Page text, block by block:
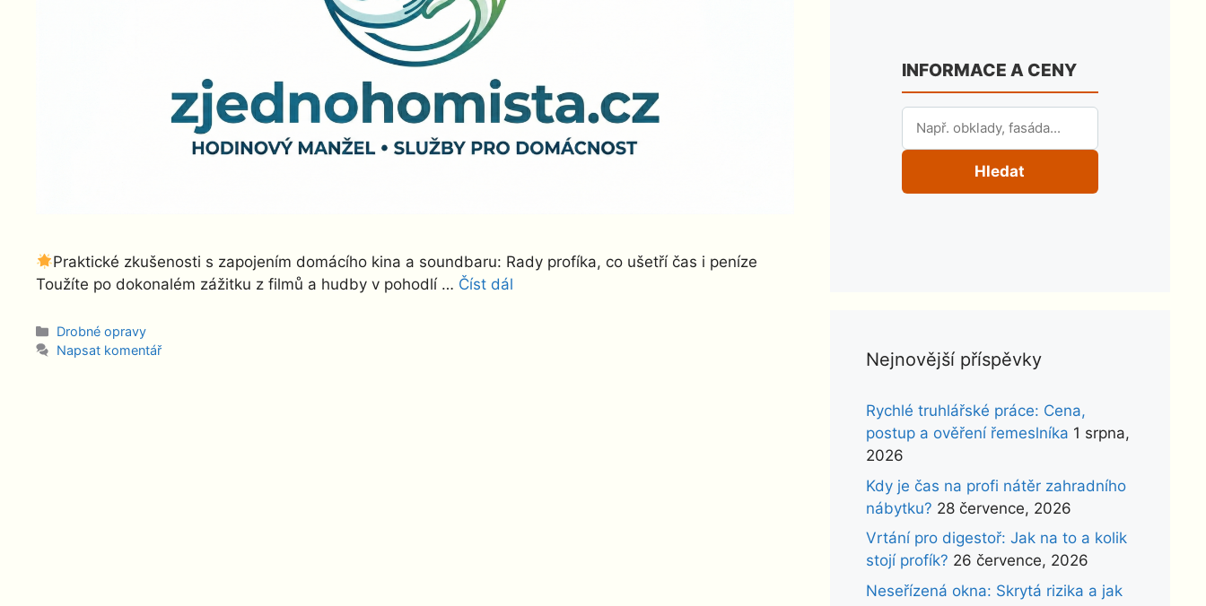
Praktické zkušenosti s zapojením domácího kina a soundbaru: Rady profíka, co ušetří čas i peníze
Toužíte po dokonalém zážitku z filmů a hudby v pohodlí … Číst dál
Rubriky
Drobné opravy
Napsat komentář
INFORMACE A CENY
Hledat
Nejnovější příspěvky
Rychlé truhlářské práce: Cena,
postup a ověření řemeslníka 1 srpna,
2026
Kdy je čas na profi nátěr zahradního
nábytku? 28 července, 2026
Vrtání pro digestoř: Jak na to a kolik
stojí profík? 26 července, 2026
Neseřízená okna: Skrytá rizika a jak